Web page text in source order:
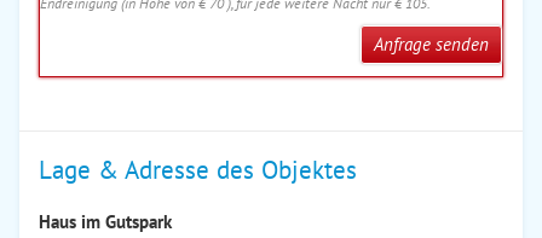
Anfrage senden
Lage & Adresse des Objektes
Haus im Gutspark